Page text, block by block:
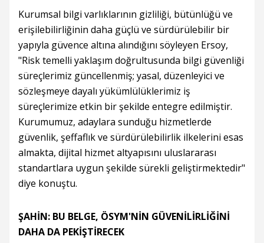
Kurumsal bilgi varlıklarının gizliliği, bütünlüğü ve
erişilebilirliğinin daha güçlü ve sürdürülebilir bir
yapıyla güvence altına alındığını söyleyen Ersoy,
"Risk temelli yaklaşım doğrultusunda bilgi güvenliği
süreçlerimiz güncellenmiş; yasal, düzenleyici ve
sözleşmeye dayalı yükümlülüklerimiz iş
süreçlerimize etkin bir şekilde entegre edilmiştir.
Kurumumuz, adaylara sunduğu hizmetlerde
güvenlik, şeffaflık ve sürdürülebilirlik ilkelerini esas
almakta, dijital hizmet altyapısını uluslararası
standartlara uygun şekilde sürekli geliştirmektedir"
diye konuştu.
ŞAHİN: BU BELGE, ÖSYM'NİN GÜVENİLİRLİĞİNİ
DAHA DA PEKİŞTİRECEK